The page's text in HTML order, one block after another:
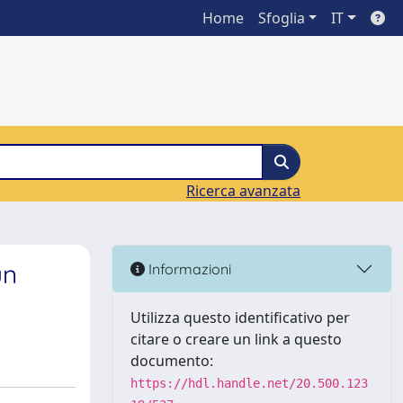
Home Sfoglia IT
Ricerca avanzata
Informazioni
Utilizza questo identificativo per
citare o creare un link a questo
documento:
https://hdl.handle.net/20.500.123